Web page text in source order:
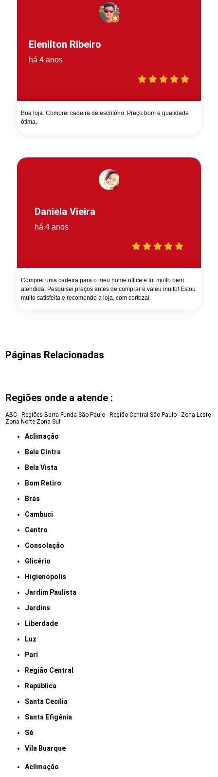
Elenilton Ribeiro
há 4 anos
Boa loja. Comprei cadeira de escritório. Preço bom e qualidade
ótima.
Daniela Vieira
há 4 anos
Comprei uma cadeira para o meu home office e fui muito bem
atendida. Pesquisei preços antes de comprar e valeu muito! Estou
muito satisfeita e recomendo a loja, com certeza!
Páginas Relacionadas
Regiões onde a atende :
ABC - Regiões Barra Funda São Paulo - Região Central São Paulo - Zona Leste
Zona Norte Zona Sul
Aclimação
Bela Cintra
Bela Vista
Bom Retiro
Brás
Cambuci
Centro
Consolação
Glicério
Higienópolis
Jardim Paulista
Jardins
Liberdade
Luz
Pari
Região Central
República
Santa Cecília
Santa Efigênia
Sé
Vila Buarque
Aclimação